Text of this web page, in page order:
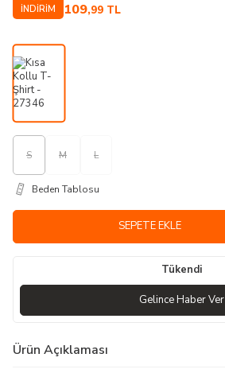
İNDIRIM 109,99 TL
S M L
Beden Tablosu
SEPETE EKLE
Tükendi
Gelince Haber Ver
Ürün Açıklaması